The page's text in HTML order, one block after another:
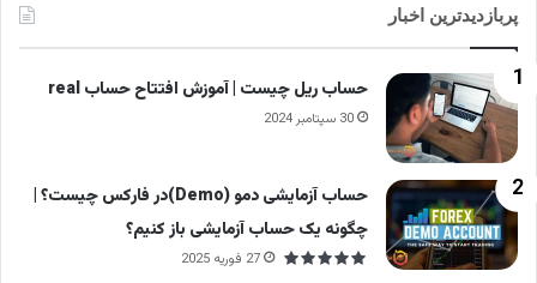
پربازدیدترین اخبار
حساب ریل چیست | آموزش افتتاح حساب real
30 سپتامبر 2024
حساب آزمایشی دمو (Demo)در فارکس چیست؟ |
چگونه یک حساب آزمایشی باز کنیم؟
27 فوریه 2025